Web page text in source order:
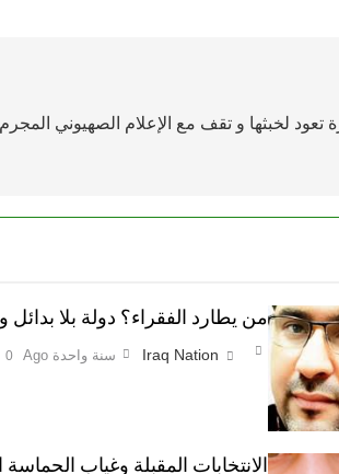
تعود لخبثها و تقف مع الإعلام الصهيوني
من يطارد الفقراء؟ دولة بلا
Iraq Nation سنة واحدة Ago 0
الانتخابات المقبلة وغياب